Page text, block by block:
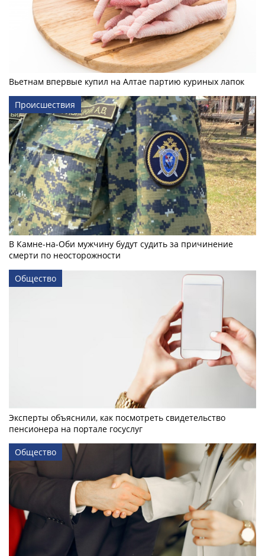
Вьетнам впервые купил на Алтае партию куриных лапок
Происшествия
В Камне-на-Оби мужчину будут судить за причинение
смерти по неосторожности
Общество
Эксперты объяснили, как посмотреть свидетельство
пенсионера на портале госуслуг
Общество